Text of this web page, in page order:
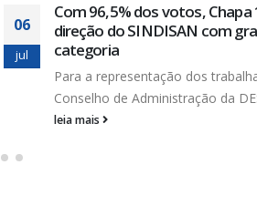
06
jul
Com 96,5% dos votos, Chapa
direção do SINDISAN com
categoria
Para a representação dos
Conselho de Administração da
leia mais